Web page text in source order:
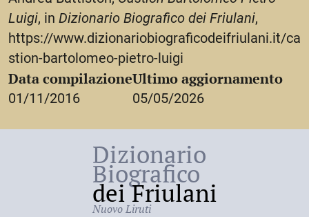
Luigi, in Dizionario Biografico dei Friulani,
https://www.dizionariobiograficodeifriulani.it/ca
stion-bartolomeo-pietro-luigi
Data compilazione
01/11/2016
Ultimo aggiornamento
05/05/2026
Dizionario
Biografico
dei Friulani
Nuovo Liruti